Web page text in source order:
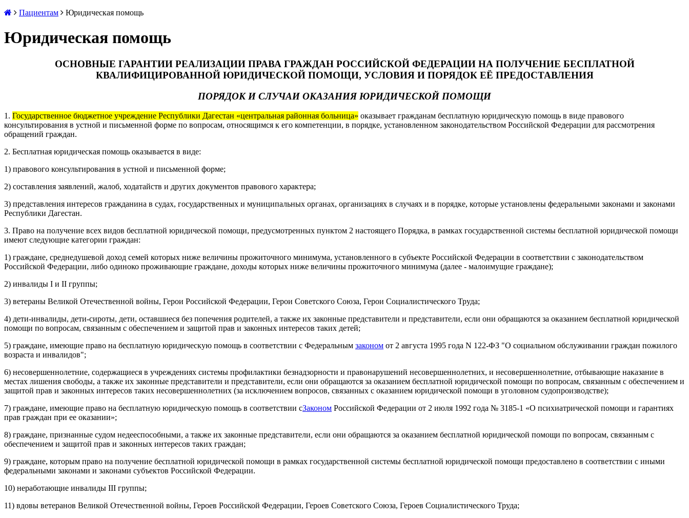
Пациентам
Юридическая помощь
Юридическая помощь
ОСНОВНЫЕ ГАРАНТИИ РЕАЛИЗАЦИИ ПРАВА ГРАЖДАН РОССИЙСКОЙ ФЕДЕРАЦИИ НА ПОЛУЧЕНИЕ БЕСПЛАТНОЙ
КВАЛИФИЦИРОВАННОЙ ЮРИДИЧЕСКОЙ ПОМОЩИ, УСЛОВИЯ И ПОРЯДОК ЕЁ ПРЕДОСТАВЛЕНИЯ
ПОРЯДОК И СЛУЧАИ ОКАЗАНИЯ ЮРИДИЧЕСКОЙ ПОМОЩИ
1. Государственное бюджетное учреждение Республики Дагестан «центральная районная больница» оказывает гражданам бесплатную юридическую помощь в виде правового
консультирования в устной и письменной форме по вопросам, относящимся к его компетенции, в порядке, установленном законодательством Российской Федерации для рассмотрения
обращений граждан.
2. Бесплатная юридическая помощь оказывается в виде:
1) правового консультирования в устной и письменной форме;
2) составления заявлений, жалоб, ходатайств и других документов правового характера;
3) представления интересов гражданина в судах, государственных и муниципальных органах, организациях в случаях и в порядке, которые установлены федеральными законами и законами
Республики Дагестан.
3. Право на получение всех видов бесплатной юридической помощи, предусмотренных пунктом 2 настоящего Порядка, в рамках государственной системы бесплатной юридической помощи
имеют следующие категории граждан:
1) граждане, среднедушевой доход семей которых ниже величины прожиточного минимума, установленного в субъекте Российской Федерации в соответствии с законодательством
Российской Федерации, либо одиноко проживающие граждане, доходы которых ниже величины прожиточного минимума (далее - малоимущие граждане);
2) инвалиды I и II группы;
3) ветераны Великой Отечественной войны, Герои Российской Федерации, Герои Советского Союза, Герои Социалистического Труда;
4) дети-инвалиды, дети-сироты, дети, оставшиеся без попечения родителей, а также их законные представители и представители, если они обращаются за оказанием бесплатной юридической
помощи по вопросам, связанным с обеспечением и защитой прав и законных интересов таких детей;
5) граждане, имеющие право на бесплатную юридическую помощь в соответствии с Федеральным законом от 2 августа 1995 года N 122-ФЗ "О социальном обслуживании граждан пожилого
возраста и инвалидов";
6) несовершеннолетние, содержащиеся в учреждениях системы профилактики безнадзорности и правонарушений несовершеннолетних, и несовершеннолетние, отбывающие наказание в
местах лишения свободы, а также их законные представители и представители, если они обращаются за оказанием бесплатной юридической помощи по вопросам, связанным с обеспечением и
защитой прав и законных интересов таких несовершеннолетних (за исключением вопросов, связанных с оказанием юридической помощи в уголовном судопроизводстве);
7) граждане, имеющие право на бесплатную юридическую помощь в соответствии сЗаконом Российской Федерации от 2 июля 1992 года № 3185-1 «О психиатрической помощи и гарантиях
прав граждан при ее оказании»;
8) граждане, признанные судом недееспособными, а также их законные представители, если они обращаются за оказанием бесплатной юридической помощи по вопросам, связанным с
обеспечением и защитой прав и законных интересов таких граждан;
9) граждане, которым право на получение бесплатной юридической помощи в рамках государственной системы бесплатной юридической помощи предоставлено в соответствии с иными
федеральными законами и законами субъектов Российской Федерации.
10) неработающие инвалиды III группы;
11) вдовы ветеранов Великой Отечественной войны, Героев Российской Федерации, Героев Советского Союза, Героев Социалистического Труда;